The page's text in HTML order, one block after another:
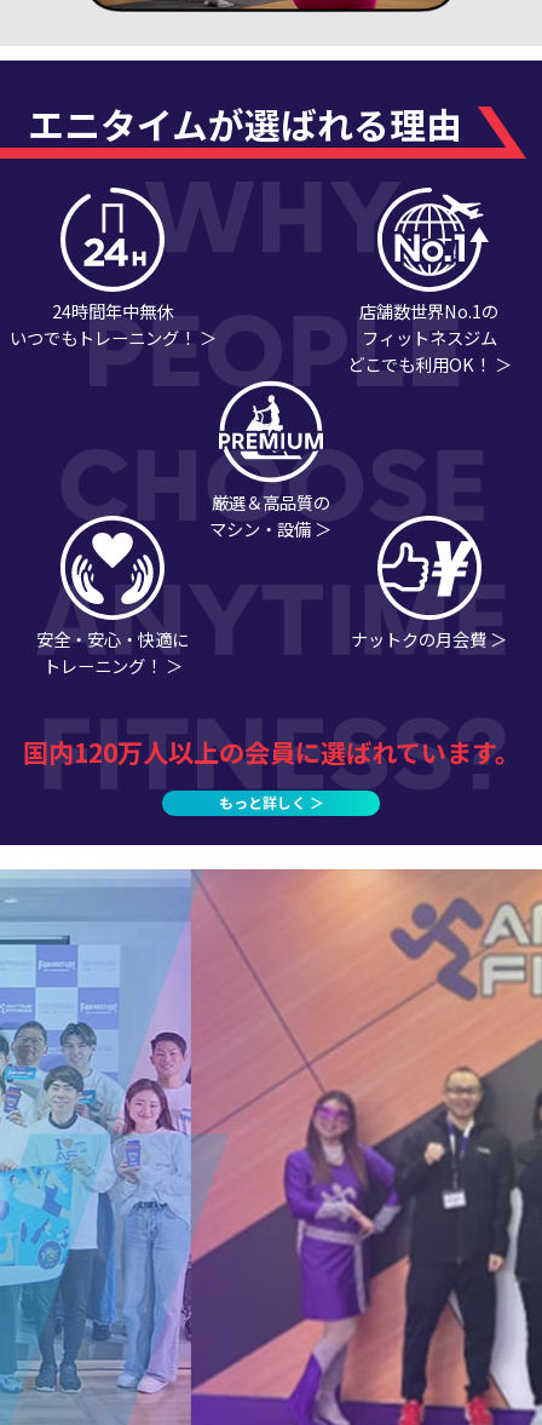
エニタイムが選ばれる理由
24時間年中無休
いつでもトレーニング！ ＞
店舗数世界No.1の
フィットネスジム
どこでも利用OK！ ＞
厳選＆高品質の
マシン・設備 ＞
安全・安心・快適に
トレーニング！ ＞
ナットクの月会費 ＞
国内120万人以上の会員に選ばれています。
もっと詳しく ＞